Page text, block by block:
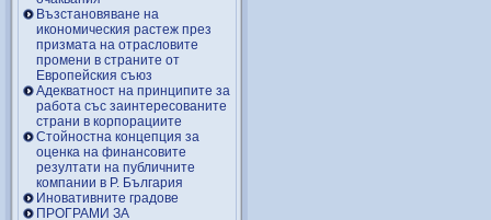
Възстановяване на
икономическия растеж през
призмата на отрасловите
промени в страните от
Европейския съюз
Адекватност на принципите за
работа със заинтересованите
страни в корпорациите
Стойностна концепция за
оценка на финансовите
резултати на публичните
компании в Р. България
Иновативните градове
ПРОГРАМИ ЗА